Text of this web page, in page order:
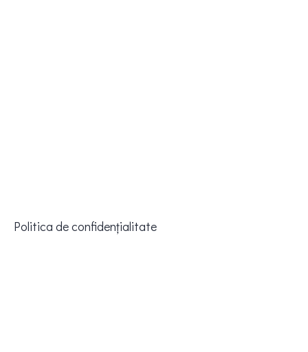
Politica de confidențialitate